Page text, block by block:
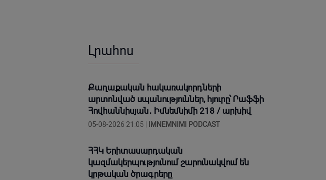
Լրահոս
Քաղաքական հակառակորդների
արտոնված սպանություններ, հյուրը՝ Րաֆֆի
Հովհաննիսյան․ Իմնեմնիմի 218 / արխիվ
05-08-2026 21:05 | IMNEMNIMI PODCAST
ՀՀԿ Երիտասարդական
կազմակերպությունում շարունակվում են
կրթական ծրագրերը